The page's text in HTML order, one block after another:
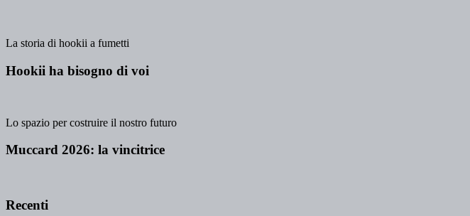
La storia di hookii a fumetti
Hookii ha bisogno di voi
Lo spazio per costruire il nostro futuro
Muccard 2026: la vincitrice
Recenti